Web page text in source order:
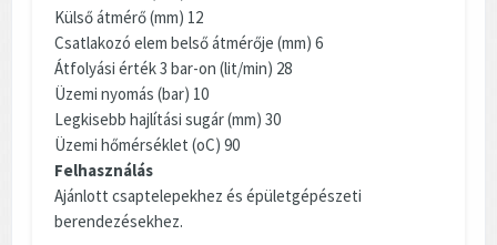
Külső átmérő (mm) 12
Csatlakozó elem belső átmérője (mm) 6
Átfolyási érték 3 bar-on (lit/min) 28
Üzemi nyomás (bar) 10
Legkisebb hajlítási sugár (mm) 30
Üzemi hőmérséklet (oC) 90
Felhasználás
Ajánlott csaptelepekhez és épületgépészeti
berendezésekhez.